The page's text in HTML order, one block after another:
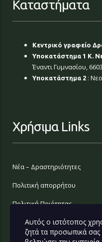
Καταστήματα
Κεντρικό γραφείο
Υποκατάστημα 1 Κ.
Έναντι Γυμνασίου,
Υποκατάστημα 2 :
Χρήσιμα Links
Νέα – Δραστηριότητες
Πολιτική απορρήτου
Πολιτική Ποιότητας
Επικοινωνία
Αυτός ο ιστότοπος
ζητά τα προσωπικά